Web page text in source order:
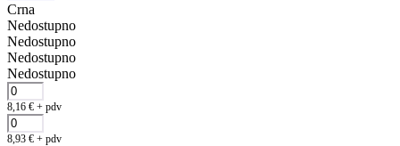
Crna
Nedostupno
Nedostupno
Nedostupno
Nedostupno
8,16 € + pdv
8,93 € + pdv